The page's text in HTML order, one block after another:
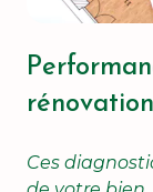
rénovation
Ces